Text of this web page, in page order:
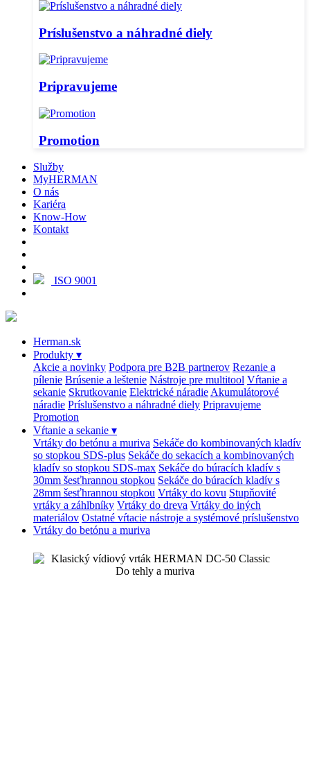
Príslušenstvo a náhradné diely
Pripravujeme
Promotion
Služby
MyHERMAN
O nás
Kariéra
Know-How
Kontakt
ISO 9001
Herman.sk
Produkty ▾
Akcie a novinky Podpora pre B2B partnerov Rezanie a
pílenie Brúsenie a leštenie Nástroje pre multitool Vŕtanie a
sekanie Skrutkovanie Elektrické náradie Akumulátorové
náradie Príslušenstvo a náhradné diely Pripravujeme
Promotion
Vŕtanie a sekanie ▾
Vrtáky do betónu a muriva Sekáče do kombinovaných kladív
so stopkou SDS-plus Sekáče do sekacích a kombinovaných
kladív so stopkou SDS-max Sekáče do búracích kladív s
30mm šesťhrannou stopkou Sekáče do búracích kladív s
28mm šesťhrannou stopkou Vrtáky do kovu Stupňovité
vrtáky a záhlbníky Vrtáky do dreva Vrtáky do iných
materiálov Ostatné vŕtacie nástroje a systémové príslušenstvo
Vrtáky do betónu a muriva